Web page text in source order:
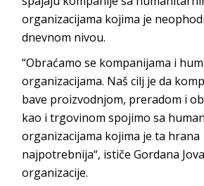
organizacijama kojima je
dnevnom nivou.
“Obraćamo se kompanijama i
organizacijama. Naš cilj je da
bave proizvodnjom, preradom i
kao i trgovinom spojimo sa
organizacijama kojima je ta hrana
najpotrebnija“, ističe Gordana
organizacije.